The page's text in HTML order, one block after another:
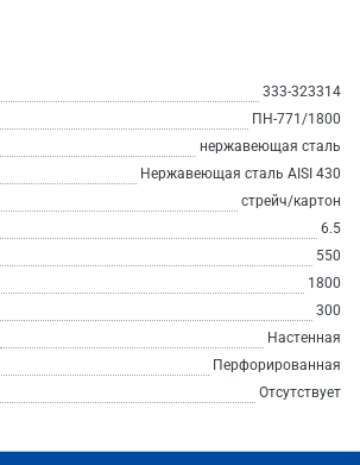
333-323314
ПН-771/1800
нержавеющая сталь
Нержавеющая сталь AISI 430
стрейч/картон
6.5
550
1800
300
Настенная
Перфорированная
Отсутствует